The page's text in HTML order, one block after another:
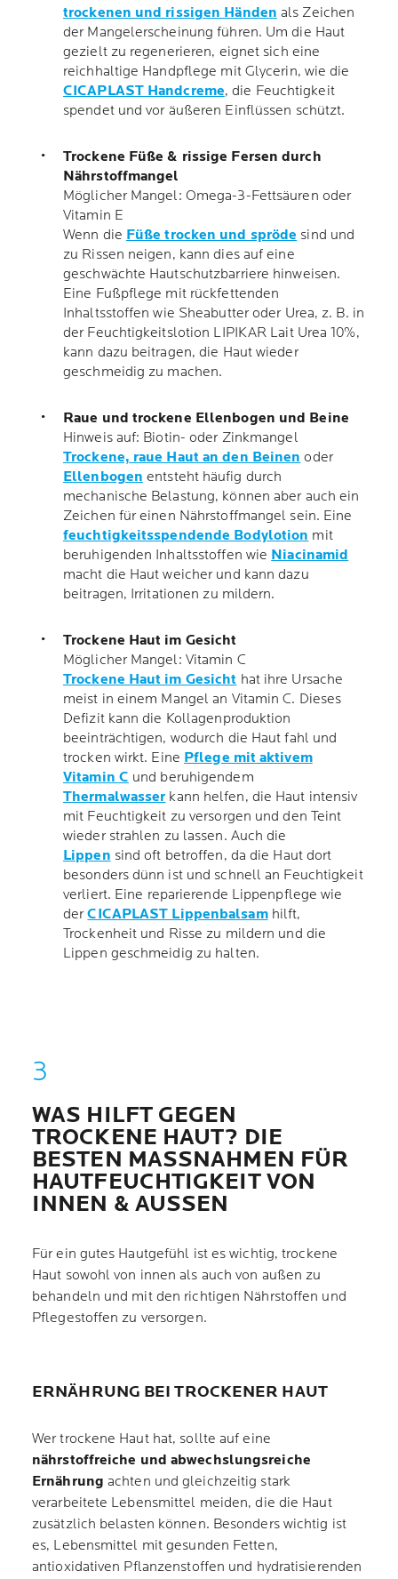
trockenen und rissigen Händen als Zeichen
der Mangelerscheinung führen. Um die Haut
gezielt zu regenerieren, eignet sich eine
reichhaltige Handpflege mit Glycerin, wie die
CICAPLAST Handcreme, die Feuchtigkeit
spendet und vor äußeren Einflüssen schützt.
Trockene Füße & rissige Fersen durch
Nährstoffmangel
Möglicher Mangel: Omega-3-Fettsäuren oder
Vitamin E
Wenn die Füße trocken und spröde sind und
zu Rissen neigen, kann dies auf eine
geschwächte Hautschutzbarriere hinweisen.
Eine Fußpflege mit rückfettenden
Inhaltsstoffen wie Sheabutter oder Urea, z. B. in
der Feuchtigkeitslotion LIPIKAR Lait Urea 10%,
kann dazu beitragen, die Haut wieder
geschmeidig zu machen.
Raue und trockene Ellenbogen und Beine
Hinweis auf: Biotin- oder Zinkmangel
Trockene, raue Haut an den Beinen oder
Ellenbogen entsteht häufig durch
mechanische Belastung, können aber auch ein
Zeichen für einen Nährstoffmangel sein. Eine
feuchtigkeitsspendende Bodylotion mit
beruhigenden Inhaltsstoffen wie Niacinamid
macht die Haut weicher und kann dazu
beitragen, Irritationen zu mildern.
Trockene Haut im Gesicht
Möglicher Mangel: Vitamin C
Trockene Haut im Gesicht hat ihre Ursache
meist in einem Mangel an Vitamin C. Dieses
Defizit kann die Kollagenproduktion
beeinträchtigen, wodurch die Haut fahl und
trocken wirkt. Eine Pflege mit aktivem
Vitamin C und beruhigendem
Thermalwasser kann helfen, die Haut intensiv
mit Feuchtigkeit zu versorgen und den Teint
wieder strahlen zu lassen. Auch die
Lippen sind oft betroffen, da die Haut dort
besonders dünn ist und schnell an Feuchtigkeit
verliert. Eine reparierende Lippenpflege wie
derCICAPLAST Lippenbalsamhilft,
Trockenheit und Risse zu mildern und die
Lippen geschmeidig zu halten.
WAS HILFT GEGEN
TROCKENE HAUT? DIE
BESTEN MASSNAHMEN FÜR H
AUTFEUCHTIGKEIT VON I
NNEN & AUSSEN
Für ein gutes Hautgefühl ist es wichtig, trockene
Haut sowohl von innen als auch von außen zu
behandeln und mit den richtigen Nährstoffen und
Pflegestoffen zu versorgen.
ERNÄHRUNG BEI TROCKENER HAUT
Wer trockene Haut hat, sollte auf eine
nährstoffreiche und abwechslungsreiche
Ernährung achten und gleichzeitig stark
verarbeitete Lebensmittel meiden, die die Haut
zusätzlich belasten können. Besonders wichtig ist
es, Lebensmittel mit gesunden Fetten,
antioxidativen Pflanzenstoffen und hydratisierenden